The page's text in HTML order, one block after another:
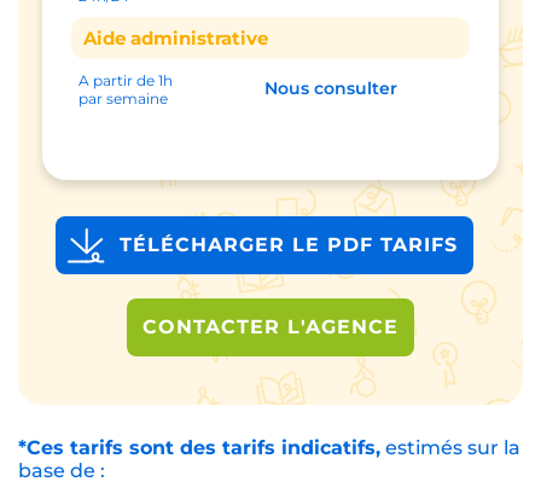
Aide administrative
A partir de 1h
par semaine
Nous consulter
TÉLÉCHARGER LE PDF TARIFS
CONTACTER L'AGENCE
*Ces tarifs sont des tarifs indicatifs, estimés sur la
base de :